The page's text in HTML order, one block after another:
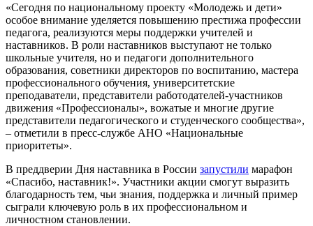
«Сегодня по национальному проекту «Молодежь и дети»
особое внимание уделяется повышению престижа профессии
педагога, реализуются меры поддержки учителей и
наставников. В роли наставников выступают не только
школьные учителя, но и педагоги дополнительного
образования, советники директоров по воспитанию, мастера
профессионального обучения, университетские
преподаватели, представители работодателей-участников
движения «Профессионалы», вожатые и многие другие
представители педагогического и студенческого сообщества»,
– отметили в пресс-службе АНО «Национальные
приоритеты».
В преддверии Дня наставника в России запустили марафон
«Спасибо, наставник!». Участники акции смогут выразить
благодарность тем, чьи знания, поддержка и личный пример
сыграли ключевую роль в их профессиональном и
личностном становлении.